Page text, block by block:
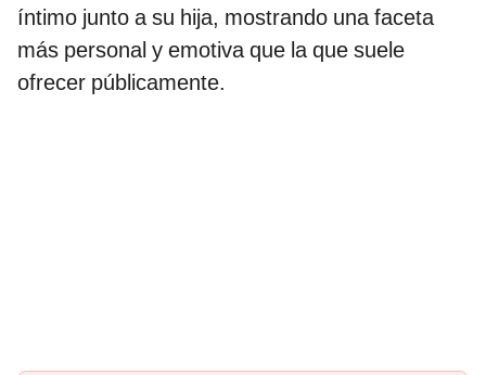
íntimo junto a su hija, mostrando una faceta
más personal y emotiva que la que suele
ofrecer públicamente.